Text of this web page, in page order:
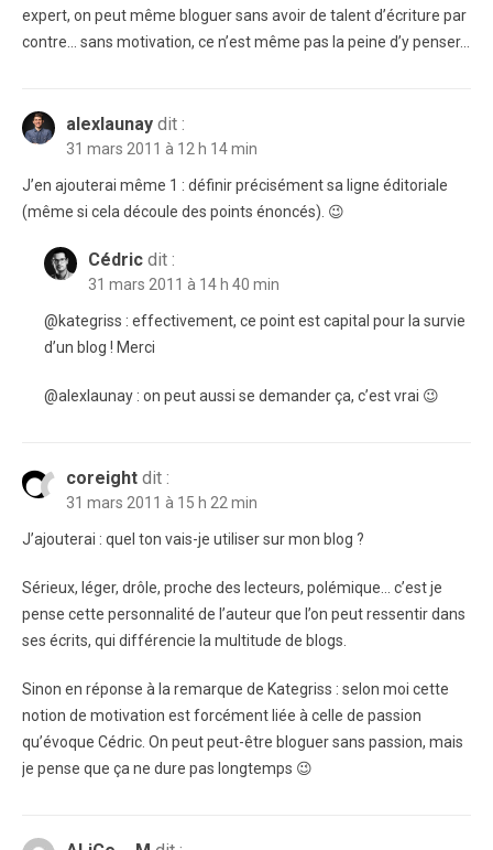
expert, on peut même bloguer sans avoir de talent d’écriture par
contre… sans motivation, ce n’est même pas la peine d’y penser…
alexlaunay dit :
31 mars 2011 à 12 h 14 min
J’en ajouterai même 1 : définir précisément sa ligne éditoriale
(même si cela découle des points énoncés). 😉
Cédric dit :
31 mars 2011 à 14 h 40 min
@kategriss : effectivement, ce point est capital pour la survie
d’un blog ! Merci
@alexlaunay : on peut aussi se demander ça, c’est vrai 😉
coreight dit :
31 mars 2011 à 15 h 22 min
J’ajouterai : quel ton vais-je utiliser sur mon blog ?
Sérieux, léger, drôle, proche des lecteurs, polémique… c’est je
pense cette personnalité de l’auteur que l’on peut ressentir dans
ses écrits, qui différencie la multitude de blogs.
Sinon en réponse à la remarque de Kategriss : selon moi cette
notion de motivation est forcément liée à celle de passion
qu’évoque Cédric. On peut peut-être bloguer sans passion, mais
je pense que ça ne dure pas longtemps 😉